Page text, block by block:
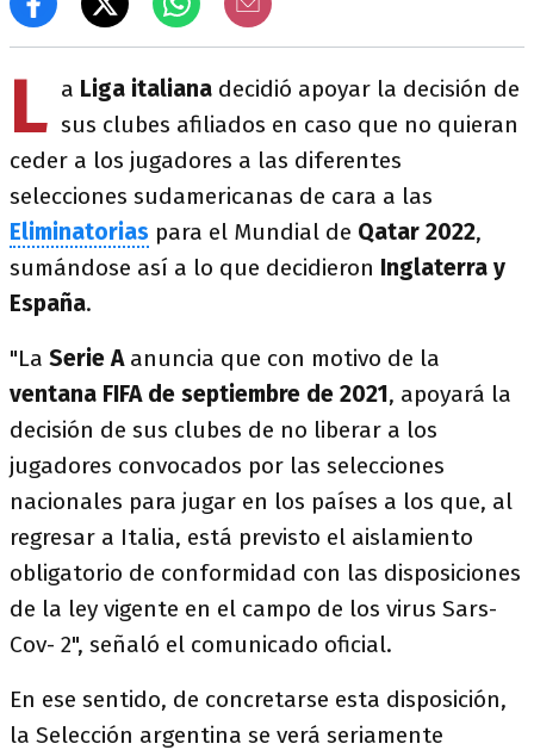
L a Liga italiana decidió apoyar la decisión de
sus clubes afiliados en caso que no quieran
ceder a los jugadores a las diferentes
selecciones sudamericanas de cara a las
Eliminatorias para el Mundial de Qatar 2022,
sumándose así a lo que decidieron Inglaterra y
España.
"La Serie A anuncia que con motivo de la
ventana FIFA de septiembre de 2021, apoyará la
decisión de sus clubes de no liberar a los
jugadores convocados por las selecciones
nacionales para jugar en los países a los que, al
regresar a Italia, está previsto el aislamiento
obligatorio de conformidad con las disposiciones
de la ley vigente en el campo de los virus Sars-
Cov- 2", señaló el comunicado oficial.
En ese sentido, de concretarse esta disposición,
la Selección argentina se verá seriamente